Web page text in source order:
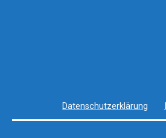
Datenschutzerklärung